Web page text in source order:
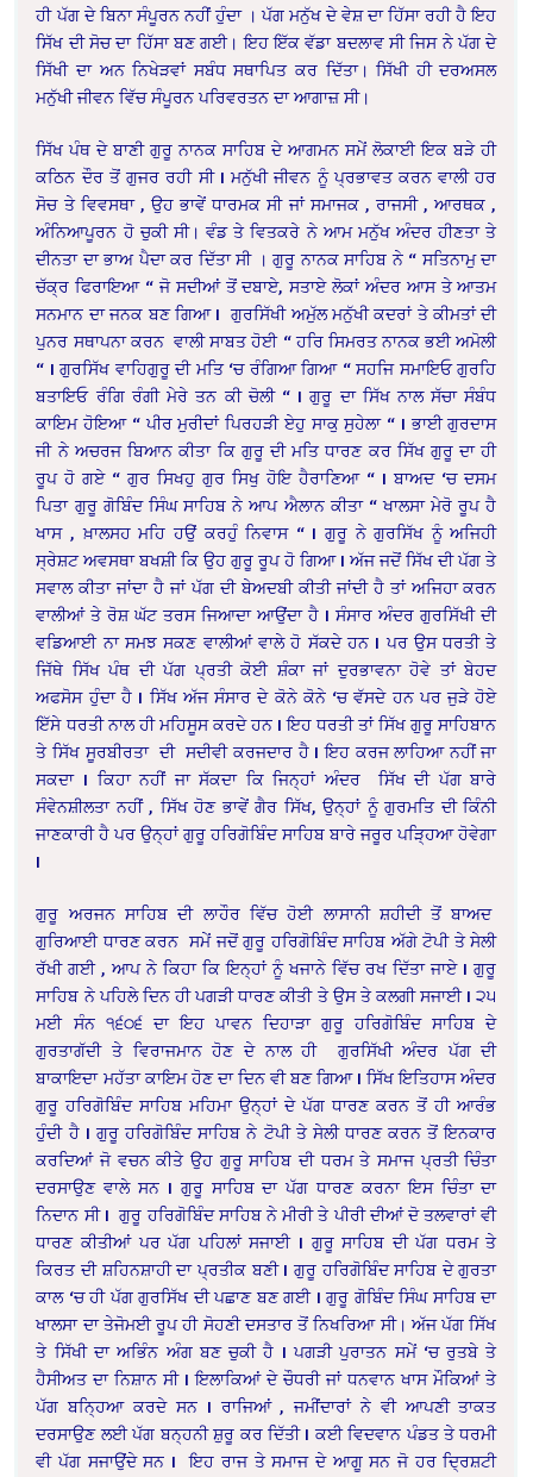
ਹੀ ਪੱਗ ਦੇ ਬਿਨਾ ਸੰਪੂਰਨ ਨਹੀਂ ਹੁੰਦਾ । ਪੱਗ ਮਨੁੱਖ ਦੇ ਵੇਸ਼ ਦਾ ਹਿੱਸਾ ਰਹੀ ਹੈ ਇਹ
ਸਿੱਖ ਦੀ ਸੋਚ ਦਾ ਹਿੱਸਾ ਬਣ ਗਈ। ਇਹ ਇੱਕ ਵੱਡਾ ਬਦਲਾਵ ਸੀ ਜਿਸ ਨੇ ਪੱਗ ਦੇ
ਸਿੱਖੀ ਦਾ ਅਨ ਨਿਖੇੜਵਾਂ ਸਬੰਧ ਸਥਾਪਿਤ ਕਰ ਦਿੱਤਾ। ਸਿੱਖੀ ਹੀ ਦਰਅਸਲ
ਮਨੁੱਖੀ ਜੀਵਨ ਵਿੱਚ ਸੰਪੂਰਨ ਪਰਿਵਰਤਨ ਦਾ ਆਗਾਜ਼ ਸੀ।
ਸਿੱਖ ਪੰਥ ਦੇ ਬਾਣੀ ਗੁਰੂ ਨਾਨਕ ਸਾਹਿਬ ਦੇ ਆਗਮਨ ਸਮੇਂ ਲੋਕਾਈ ਇਕ ਬੜੇ ਹੀ
ਕਠਿਨ ਦੌਰ ਤੋਂ ਗੁਜਰ ਰਹੀ ਸੀ I ਮਨੁੱਖੀ ਜੀਵਨ ਨੂੰ ਪ੍ਰਭਾਵਤ ਕਰਨ ਵਾਲੀ ਹਰ
ਸੋਚ ਤੇ ਵਿਵਸਥਾ , ਉਹ ਭਾਵੇਂ ਧਾਰਮਕ ਸੀ ਜਾਂ ਸਮਾਜਕ , ਰਾਜਸੀ , ਆਰਥਕ ,
ਅੰਨਿਆਪੂਰਨ ਹੋ ਚੁਕੀ ਸੀ। ਵੰਡ ਤੇ ਵਿਤਕਰੇ ਨੇ ਆਮ ਮਨੁੱਖ ਅੰਦਰ ਹੀਣਤਾ ਤੇ
ਦੀਨਤਾ ਦਾ ਭਾਅ ਪੈਦਾ ਕਰ ਦਿੱਤਾ ਸੀ । ਗੁਰੂ ਨਾਨਕ ਸਾਹਿਬ ਨੇ “ ਸਤਿਨਾਮੁ ਦਾ
ਚੱਕ੍ਰ ਫਿਰਾਇਆ “ ਜੋ ਸਦੀਆਂ ਤੋਂ ਦਬਾਏ, ਸਤਾਏ ਲੋਕਾਂ ਅੰਦਰ ਆਸ ਤੇ ਆਤਮ
ਸਨਮਾਨ ਦਾ ਜਨਕ ਬਣ ਗਿਆ I ਗੁਰਸਿੱਖੀ ਅਮੁੱਲ ਮਨੁੱਖੀ ਕਦਰਾਂ ਤੇ ਕੀਮਤਾਂ ਦੀ
ਪੁਨਰ ਸਥਾਪਨਾ ਕਰਨ ਵਾਲੀ ਸਾਬਤ ਹੋਈ “ ਹਰਿ ਸਿਮਰਤ ਨਾਨਕ ਭਈ ਅਮੋਲੀ
“ I ਗੁਰਸਿੱਖ ਵਾਹਿਗੁਰੂ ਦੀ ਮਤਿ ‘ਚ ਰੰਗਿਆ ਗਿਆ “ ਸਹਜਿ ਸਮਾਇਓ ਗੁਰਹਿ
ਬਤਾਇਓ ਰੰਗਿ ਰੰਗੀ ਮੇਰੇ ਤਨ ਕੀ ਚੋਲੀ “ I ਗੁਰੂ ਦਾ ਸਿੱਖ ਨਾਲ ਸੱਚਾ ਸੰਬੰਧ
ਕਾਇਮ ਹੋਇਆ “ ਪੀਰ ਮੁਰੀਦਾਂ ਪਿਰਹੜੀ ਏਹੁ ਸਾਕੁ ਸੁਹੇਲਾ “ I ਭਾਈ ਗੁਰਦਾਸ
ਜੀ ਨੇ ਅਚਰਜ ਬਿਆਨ ਕੀਤਾ ਕਿ ਗੁਰੂ ਦੀ ਮਤਿ ਧਾਰਣ ਕਰ ਸਿੱਖ ਗੁਰੂ ਦਾ ਹੀ
ਰੂਪ ਹੋ ਗਏ “ ਗੁਰ ਸਿਖਹੁ ਗੁਰ ਸਿਖੁ ਹੋਇ ਹੈਰਾਣਿਆ “ I ਬਾਅਦ ‘ਚ ਦਸਮ
ਪਿਤਾ ਗੁਰੂ ਗੋਬਿੰਦ ਸਿੰਘ ਸਾਹਿਬ ਨੇ ਆਪ ਐਲਾਨ ਕੀਤਾ “ ਖਾਲਸਾ ਮੇਰੋ ਰੂਪ ਹੈ
ਖਾਸ , ਖ਼ਾਲਸਹ ਮਹਿ ਹਉਂ ਕਰਹੁੰ ਨਿਵਾਸ “ I ਗੁਰੂ ਨੇ ਗੁਰਸਿੱਖ ਨੂੰ ਅਜਿਹੀ
ਸ੍ਰੇਸ਼ਟ ਅਵਸਥਾ ਬਖਸ਼ੀ ਕਿ ਉਹ ਗੁਰੂ ਰੂਪ ਹੋ ਗਿਆ I ਅੱਜ ਜਦੋਂ ਸਿੱਖ ਦੀ ਪੱਗ ਤੇ
ਸਵਾਲ ਕੀਤਾ ਜਾਂਦਾ ਹੈ ਜਾਂ ਪੱਗ ਦੀ ਬੇਅਦਬੀ ਕੀਤੀ ਜਾਂਦੀ ਹੈ ਤਾਂ ਅਜਿਹਾ ਕਰਨ
ਵਾਲੀਆਂ ਤੇ ਰੋਸ਼ ਘੱਟ ਤਰਸ ਜਿਆਦਾ ਆਉਂਦਾ ਹੈ I ਸੰਸਾਰ ਅੰਦਰ ਗੁਰਸਿੱਖੀ ਦੀ
ਵਡਿਆਈ ਨਾ ਸਮਝ ਸਕਣ ਵਾਲੀਆਂ ਵਾਲੇ ਹੋ ਸੱਕਦੇ ਹਨ I ਪਰ ਉਸ ਧਰਤੀ ਤੇ
ਜਿੱਥੇ ਸਿੱਖ ਪੰਥ ਦੀ ਪੱਗ ਪ੍ਰਤੀ ਕੋਈ ਸ਼ੰਕਾ ਜਾਂ ਦੁਰਭਾਵਨਾ ਹੋਵੇ ਤਾਂ ਬੇਹਦ
ਅਫਸੋਸ ਹੁੰਦਾ ਹੈ I ਸਿੱਖ ਅੱਜ ਸੰਸਾਰ ਦੇ ਕੋਨੇ ਕੋਨੇ ‘ਚ ਵੱਸਦੇ ਹਨ ਪਰ ਜੁੜੇ ਹੋਏ
ਇੱਸੇ ਧਰਤੀ ਨਾਲ ਹੀ ਮਹਿਸੂਸ ਕਰਦੇ ਹਨ I ਇਹ ਧਰਤੀ ਤਾਂ ਸਿੱਖ ਗੁਰੂ ਸਾਹਿਬਾਨ
ਤੇ ਸਿੱਖ ਸੂਰਬੀਰਤਾ ਦੀ ਸਦੀਵੀ ਕਰਜਦਾਰ ਹੈ I ਇਹ ਕਰਜ ਲਾਹਿਆ ਨਹੀਂ ਜਾ
ਸਕਦਾ I ਕਿਹਾ ਨਹੀਂ ਜਾ ਸੱਕਦਾ ਕਿ ਜਿਨ੍ਹਾਂ ਅੰਦਰ ਸਿੱਖ ਦੀ ਪੱਗ ਬਾਰੇ
ਸੰਵੇਨਸ਼ੀਲਤਾ ਨਹੀਂ , ਸਿੱਖ ਹੋਣ ਭਾਵੇਂ ਗੈਰ ਸਿੱਖ, ਉਨ੍ਹਾਂ ਨੂੰ ਗੁਰਮਤਿ ਦੀ ਕਿੰਨੀ
ਜਾਣਕਾਰੀ ਹੈ ਪਰ ਉਨ੍ਹਾਂ ਗੁਰੂ ਹਰਿਗੋਬਿੰਦ ਸਾਹਿਬ ਬਾਰੇ ਜਰੂਰ ਪੜ੍ਹਿਆ ਹੋਵੇਗਾ
I
ਗੁਰੂ ਅਰਜਨ ਸਾਹਿਬ ਦੀ ਲਾਹੌਰ ਵਿੱਚ ਹੋਈ ਲਾਸਾਨੀ ਸ਼ਹੀਦੀ ਤੋਂ ਬਾਅਦ
ਗੁਰਿਆਈ ਧਾਰਣ ਕਰਨ ਸਮੇਂ ਜਦੋਂ ਗੁਰੂ ਹਰਿਗੋਬਿੰਦ ਸਾਹਿਬ ਅੱਗੇ ਟੋਪੀ ਤੇ ਸੇਲੀ
ਰੱਖੀ ਗਈ , ਆਪ ਨੇ ਕਿਹਾ ਕਿ ਇਨ੍ਹਾਂ ਨੂੰ ਖਜਾਨੇ ਵਿੱਚ ਰਖ ਦਿੱਤਾ ਜਾਏ I ਗੁਰੂ
ਸਾਹਿਬ ਨੇ ਪਹਿਲੇ ਦਿਨ ਹੀ ਪਗੜੀ ਧਾਰਣ ਕੀਤੀ ਤੇ ਉਸ ਤੇ ਕਲਗੀ ਸਜਾਈ I ੨੫
ਮਈ ਸੰਨ ੧੬੦੬ ਦਾ ਇਹ ਪਾਵਨ ਦਿਹਾੜਾ ਗੁਰੂ ਹਰਿਗੋਬਿੰਦ ਸਾਹਿਬ ਦੇ
ਗੁਰਤਾਗੱਦੀ ਤੇ ਵਿਰਾਜਮਾਨ ਹੋਣ ਦੇ ਨਾਲ ਹੀ ਗੁਰਸਿੱਖੀ ਅੰਦਰ ਪੱਗ ਦੀ
ਬਾਕਾਇਦਾ ਮਹੱਤਾ ਕਾਇਮ ਹੋਣ ਦਾ ਦਿਨ ਵੀ ਬਣ ਗਿਆ I ਸਿੱਖ ਇਤਿਹਾਸ ਅੰਦਰ
ਗੁਰੂ ਹਰਿਗੋਬਿੰਦ ਸਾਹਿਬ ਮਹਿਮਾ ਉਨ੍ਹਾਂ ਦੇ ਪੱਗ ਧਾਰਣ ਕਰਨ ਤੋਂ ਹੀ ਆਰੰਭ
ਹੁੰਦੀ ਹੈ I ਗੁਰੂ ਹਰਿਗੋਬਿੰਦ ਸਾਹਿਬ ਨੇ ਟੋਪੀ ਤੇ ਸੇਲੀ ਧਾਰਣ ਕਰਨ ਤੋਂ ਇਨਕਾਰ
ਕਰਦਿਆਂ ਜੋ ਵਚਨ ਕੀਤੇ ਉਹ ਗੁਰੂ ਸਾਹਿਬ ਦੀ ਧਰਮ ਤੇ ਸਮਾਜ ਪ੍ਰਤੀ ਚਿੰਤਾ
ਦਰਸਾਉਣ ਵਾਲੇ ਸਨ I ਗੁਰੂ ਸਾਹਿਬ ਦਾ ਪੱਗ ਧਾਰਣ ਕਰਨਾ ਇਸ ਚਿੰਤਾ ਦਾ
ਨਿਦਾਨ ਸੀ I ਗੁਰੂ ਹਰਿਗੋਬਿੰਦ ਸਾਹਿਬ ਨੇ ਮੀਰੀ ਤੇ ਪੀਰੀ ਦੀਆਂ ਦੋ ਤਲਵਾਰਾਂ ਵੀ
ਧਾਰਣ ਕੀਤੀਆਂ ਪਰ ਪੱਗ ਪਹਿਲਾਂ ਸਜਾਈ I ਗੁਰੂ ਸਾਹਿਬ ਦੀ ਪੱਗ ਧਰਮ ਤੇ
ਕਿਰਤ ਦੀ ਸ਼ਹਿਨਸ਼ਾਹੀ ਦਾ ਪ੍ਰਤੀਕ ਬਣੀ I ਗੁਰੂ ਹਰਿਗੋਬਿੰਦ ਸਾਹਿਬ ਦੇ ਗੁਰਤਾ
ਕਾਲ ‘ਚ ਹੀ ਪੱਗ ਗੁਰਸਿੱਖ ਦੀ ਪਛਾਣ ਬਣ ਗਈ I ਗੁਰੂ ਗੋਬਿੰਦ ਸਿੰਘ ਸਾਹਿਬ ਦਾ
ਖਾਲਸਾ ਦਾ ਤੇਜੋਮਈ ਰੂਪ ਹੀ ਸੋਹਣੀ ਦਸਤਾਰ ਤੋਂ ਨਿਖਰਿਆ ਸੀ। ਅੱਜ ਪੱਗ ਸਿੱਖ
ਤੇ ਸਿੱਖੀ ਦਾ ਅਭਿੰਨ ਅੰਗ ਬਣ ਚੁਕੀ ਹੈ I ਪਗੜੀ ਪੁਰਾਤਨ ਸਮੇਂ ‘ਚ ਰੁਤਬੇ ਤੇ
ਹੈਸੀਅਤ ਦਾ ਨਿਸ਼ਾਨ ਸੀ I ਇਲਾਕਿਆਂ ਦੇ ਚੌਧਰੀ ਜਾਂ ਧਨਵਾਨ ਖਾਸ ਮੌਕਿਆਂ ਤੇ
ਪੱਗ ਬਨ੍ਹਿਆ ਕਰਦੇ ਸਨ I ਰਾਜਿਆਂ , ਜਮੀਂਦਾਰਾਂ ਨੇ ਵੀ ਆਪਣੀ ਤਾਕਤ
ਦਰਸਾਉਣ ਲਈ ਪੱਗ ਬਨ੍ਹਨੀ ਸ਼ੁਰੂ ਕਰ ਦਿੱਤੀ I ਕਈ ਵਿਦਵਾਨ ਪੰਡਤ ਤੇ ਧਰਮੀ
ਵੀ ਪੱਗ ਸਜਾਉਂਦੇ ਸਨ I
ਇਹ ਰਾਜ ਤੇ ਸਮਾਜ ਦੇ ਆਗੂ ਸਨ ਜੋ ਹਰ ਦ੍ਰਿਸ਼ਟੀ